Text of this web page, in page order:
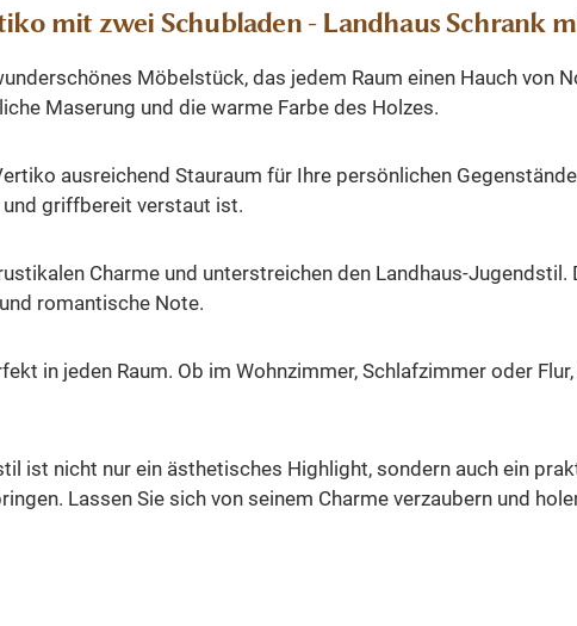
mit zwei Schubladen - Landhaus Schrank
Möbelstück, das jedem Raum einen Hauch von
Maserung und die warme Farbe des Holzes.
ausreichend Stauraum für Ihre persönlichen
und griffbereit verstaut ist.
Charme und unterstreichen den Landhaus-Jugendstil.
romantische Note.
in jeden Raum. Ob im Wohnzimmer, Schlafzimmer oder
ist nicht nur ein ästhetisches Highlight, sondern auch ein
Lassen Sie sich von seinem Charme verzaubern und